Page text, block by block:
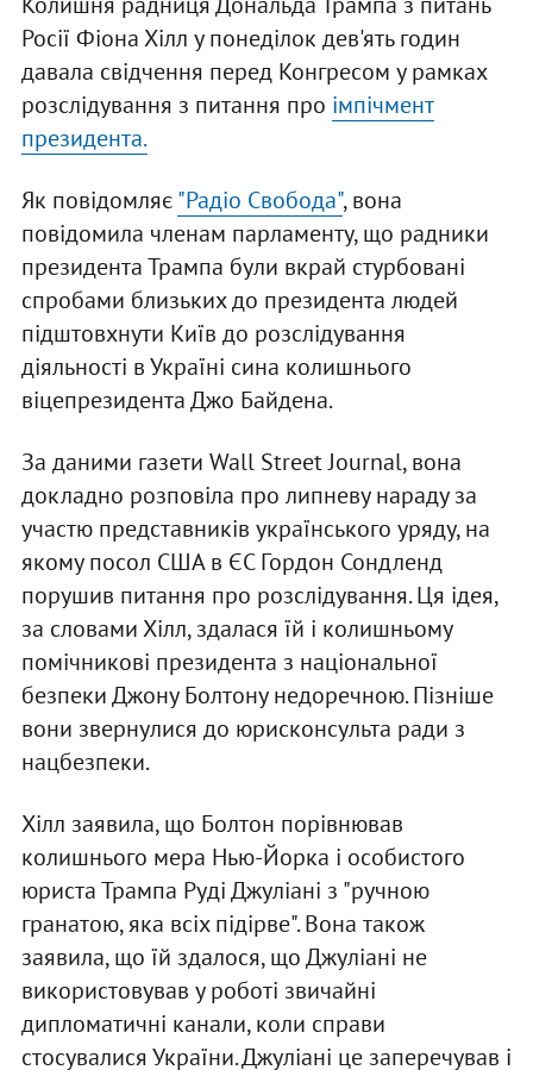
Росії Фіона Хілл у понеділок дев'ять годин
давала свідчення перед Конгресом у рамках
розслідування з питання про імпічмент
президента.
Як повідомляє"Радіо Свобода", вона
повідомила членам парламенту, що радники
президента Трампа були вкрай стурбовані
спробами близьких до президента людей
підштовхнути Київ до розслідування
діяльності в Україні сина колишнього
віцепрезидента Джо Байдена.
За даними газети Wall Street Journal, вона
докладно розповіла про липневу нараду за
участю представників українського уряду, на
якому посол США в ЄС Гордон Сондленд
порушив питання про розслідування. Ця ідея,
за словами Хілл, здалася їй і колишньому
помічникові президента з національної
безпеки Джону Болтону недоречною. Пізніше
вони звернулися до юрисконсульта ради з
нацбезпеки.
Хілл заявила, що Болтон порівнював
колишнього мера Нью-Йорка і особистого
юриста Трампа Руді Джуліані з "ручною
гранатою, яка всіх підірве". Вона також
заявила, що їй здалося, що Джуліані не
використовував у роботі звичайні
дипломатичні канали, коли справи
стосувалися України. Джуліані це заперечував і